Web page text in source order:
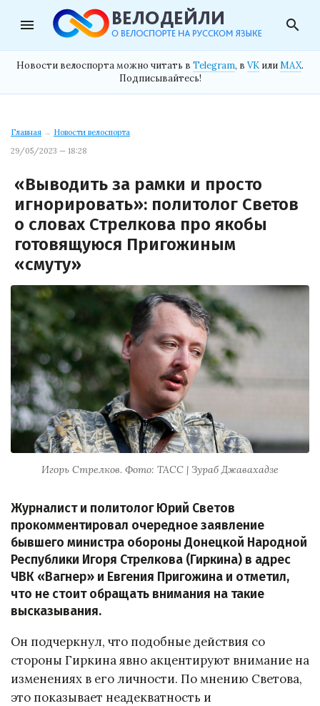
menu search
Новости велоспорта можно читать в Telegram, в VK илиMAX.
Подписывайтесь!
Главная → Новости велоспорта
29/05/2023 — 18:28
«Выводить за рамки и просто
игнорировать»: политолог Светов
о словах Стрелкова про якобы
готовящуюся Пригожиным
«смуту»
Игорь Стрелков. Фото: ТАСС | Зураб Джавахадзе
Журналист и политолог Юрий Светов
прокомментировал очередное заявление
бывшего министра обороны Донецкой Народной
Республики Игоря Стрелкова (Гиркина) в адрес
ЧВК «Вагнер» и Евгения Пригожина и отметил,
что не стоит обращать внимания на такие
высказывания.
Он подчеркнул, что подобные действия со
стороны Гиркина явно акцентируют внимание на
изменениях в его личности. По мнению Светова,
это показывает неадекватность и